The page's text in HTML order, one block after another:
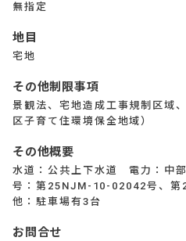
無指定
地目
宅地
その他制限事項
景観法、宅地造成工事規制区域
区子育て住環境保全地域）
その他概要
水道：公共上下水道 電力：
号：第25NJM-10-02042号、
他：駐車場有3台
お問合せ